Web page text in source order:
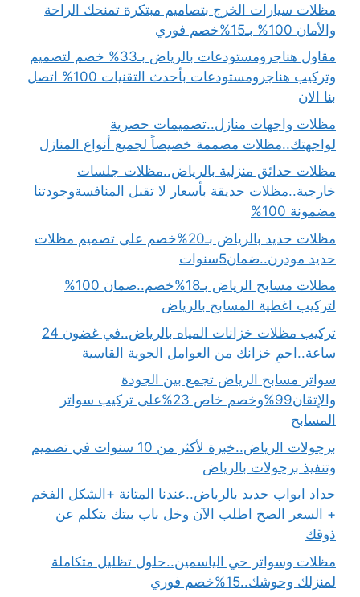
مظلات سيارات الخرج بتصاميم مبتكرة تمنحك الراحة
والأمان 100% بـ15%خصم فوري
مقاول هناجرومستودعات بالرياض بـ33% خصم لتصميم
وتركيب هناجرومستودعات بأحدث التقنيات 100% اتصل
بنا الان
مظلات واجهات منازل..تصميمات حصرية
لواجهتك..مظلات مصممة خصيصاً لجميع أنواع المنازل
مظلات حدائق منزلية بالرياض..مظلات جلسات
خارجية..مظلات حديقة بأسعار لا تقبل المنافسةوجودتنا
مضمونة 100%
مظلات حديد بالرياض بـ20%خصم على تصميم مظلات
حديد مودرن..ضمان5سنوات
مظلات مسابح الرياض بـ18%خصم..ضمان 100%
لتركيب اغطية المسابح بالرياض
تركيب مظلات خزانات المياه بالرياض..في غضون 24
ساعة..احمِ خزانك من العوامل الجوية القاسية
سواتر مسابح الرياض تجمع بين الجودة
والإتقان99%وخصم خاص 23%على تركيب سواتر
المسابح
برجولات الرياض..خبرة لأكثر من 10 سنوات في تصميم
وتنفيذ برجولات بالرياض
حداد ابواب حديد بالرياض..عندنا المتانة +الشكل الفخم
+ السعر الصح اطلب الآن وخل باب بيتك يتكلم عن
ذوقك
مظلات وسواتر حي الياسمين..حلول تظليل متكاملة
لمنزلك وحوشك..15%خصم فوري